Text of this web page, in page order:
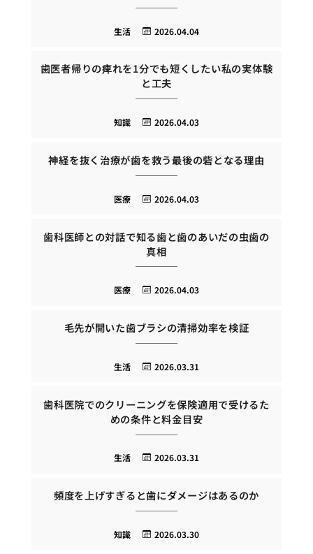
2026.04.04
生活
歯医者帰りの痺れを1分でも短くしたい私の実体験
と工夫
2026.04.03
知識
神経を抜く治療が歯を救う最後の砦となる理由
2026.04.03
医療
歯科医師との対話で知る歯と歯のあいだの虫歯の
真相
2026.04.03
医療
毛先が開いた歯ブラシの清掃効率を検証
2026.03.31
生活
歯科医院でのクリーニングを保険適用で受けるた
めの条件と料金目安
2026.03.31
生活
頻度を上げすぎると歯にダメージはあるのか
2026.03.30
知識